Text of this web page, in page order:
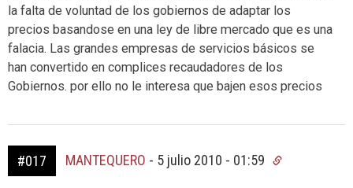
la falta de voluntad de los gobiernos de adaptar los
precios basandose en una ley de libre mercado que es una
falacia. Las grandes empresas de servicios básicos se
han convertido en complices recaudadores de los
Gobiernos. por ello no le interesa que bajen esos precios
#017 MANTEQUERO - 5 julio 2010 - 01:59